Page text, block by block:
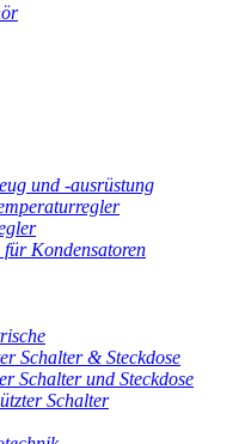
und -ausrüstung
Kondensatoren
Schalter & Steckdose
Schalter und Steckdose
Schalter